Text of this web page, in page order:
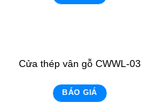
Cửa thép vân gỗ CWWL-03
BÁO GIÁ